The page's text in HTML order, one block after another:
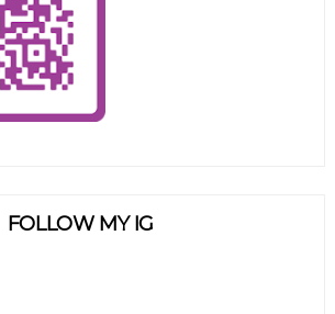
FOLLOW MY IG